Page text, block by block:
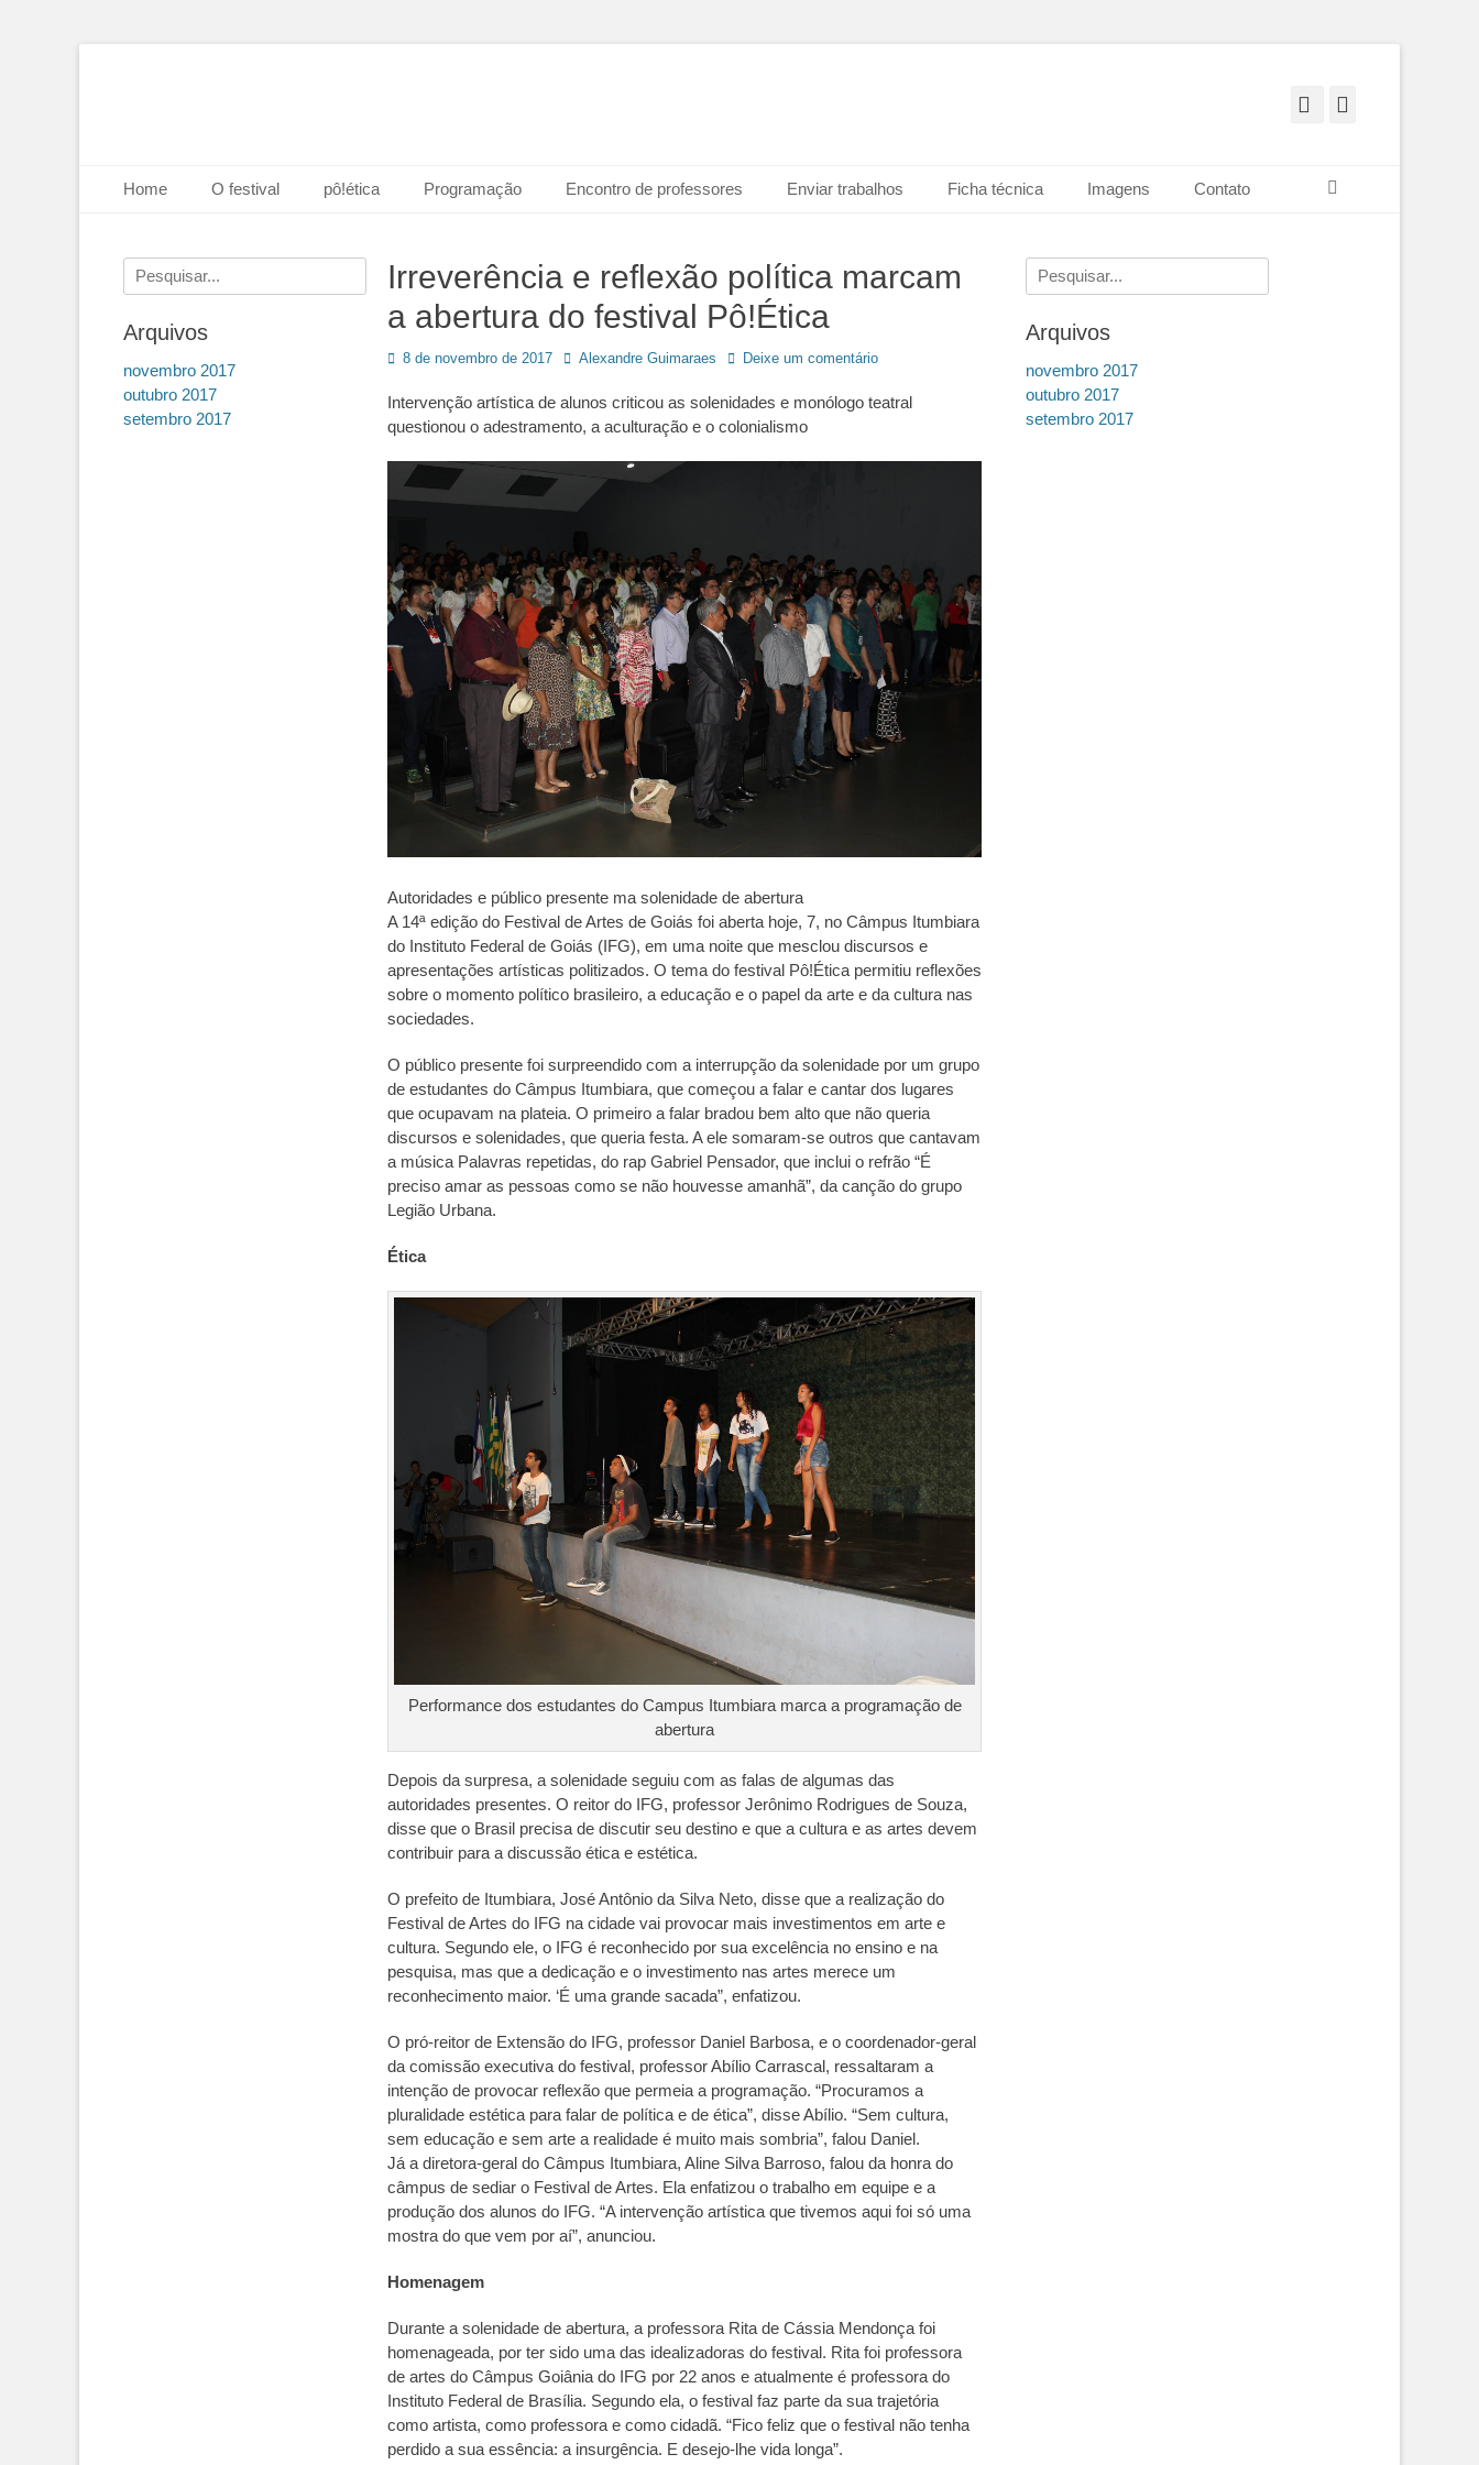
Facebook
Menu principal
para
Home O festival pô!ética Programação Encontro de professores Enviar trabalhos Ficha técnica Imagens Contato
Irreverência e reflexão política marcam
a abertura do festival Pô!Ética
Posted
8 de novembro de 2017 Autor:
Alexandre Guimaraes Deixe um comentário
Intervenção artística de alunos criticou as solenidades e monólogo teatral
questionou o adestramento, a aculturação e o colonialismo
Autoridades e público presente ma solenidade de abertura
A 14ª edição do Festival de Artes de Goiás foi aberta hoje, 7, no Câmpus Itumbiara
do Instituto Federal de Goiás (IFG), em uma noite que mesclou discursos e
apresentações artísticas politizados. O tema do festival Pô!Ética permitiu reflexões
sobre o momento político brasileiro, a educação e o papel da arte e da cultura nas
sociedades.
O público presente foi surpreendido com a interrupção da solenidade por um grupo
de estudantes do Câmpus Itumbiara, que começou a falar e cantar dos lugares
que ocupavam na plateia. O primeiro a falar bradou bem alto que não queria
discursos e solenidades, que queria festa. A ele somaram-se outros que cantavam
a música Palavras repetidas, do rap Gabriel Pensador, que inclui o refrão “É
preciso amar as pessoas como se não houvesse amanhã”, da canção do grupo
Legião Urbana.
Ética
Performance dos estudantes do Campus Itumbiara marca a programação de
abertura
Depois da surpresa, a solenidade seguiu com as falas de algumas das
autoridades presentes. O reitor do IFG, professor Jerônimo Rodrigues de Souza,
disse que o Brasil precisa de discutir seu destino e que a cultura e as artes devem
contribuir para a discussão ética e estética.
O prefeito de Itumbiara, José Antônio da Silva Neto, disse que a realização do
Festival de Artes do IFG na cidade vai provocar mais investimentos em arte e
cultura. Segundo ele, o IFG é reconhecido por sua excelência no ensino e na
pesquisa, mas que a dedicação e o investimento nas artes merece um
reconhecimento maior. ‘É uma grande sacada”, enfatizou.
O pró-reitor de Extensão do IFG, professor Daniel Barbosa, e o coordenador-geral
da comissão executiva do festival, professor Abílio Carrascal, ressaltaram a
intenção de provocar reflexão que permeia a programação. “Procuramos a
pluralidade estética para falar de política e de ética”, disse Abílio. “Sem cultura,
sem educação e sem arte a realidade é muito mais sombria”, falou Daniel.
Já a diretora-geral do Câmpus Itumbiara, Aline Silva Barroso, falou da honra do
câmpus de sediar o Festival de Artes. Ela enfatizou o trabalho em equipe e a
produção dos alunos do IFG. “A intervenção artística que tivemos aqui foi só uma
mostra do que vem por aí”, anunciou.
Homenagem
Durante a solenidade de abertura, a professora Rita de Cássia Mendonça foi
homenageada, por ter sido uma das idealizadoras do festival. Rita foi professora
de artes do Câmpus Goiânia do IFG por 22 anos e atualmente é professora do
Instituto Federal de Brasília. Segundo ela, o festival faz parte da sua trajetória
como artista, como professora e como cidadã. “Fico feliz que o festival não tenha
perdido a sua essência: a insurgência. E desejo-lhe vida longa”.
Pesquisar
por:
Arquivos
novembro 2017
outubro 2017
setembro 2017
Pesquisar
por:
Arquivos
novembro 2017
outubro 2017
setembro 2017